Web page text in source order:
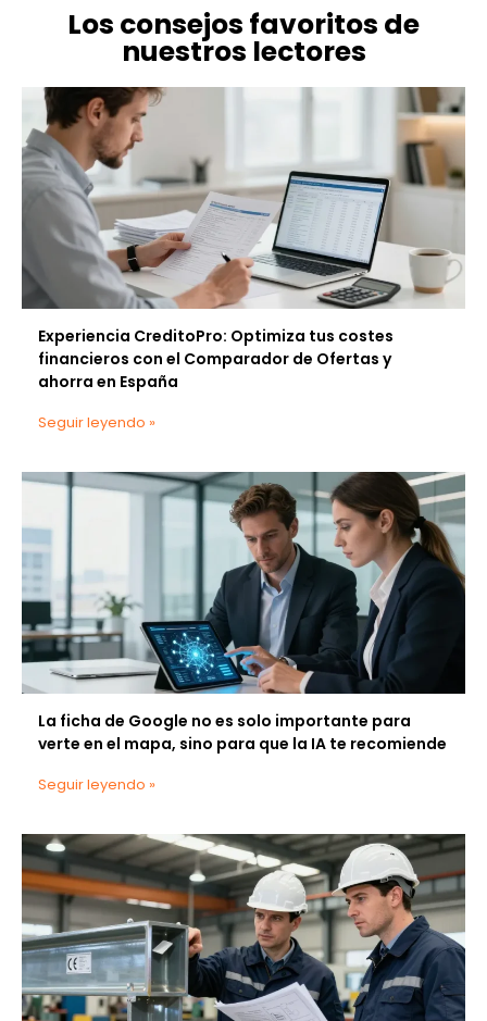
Los consejos favoritos de
nuestros lectores
Experiencia CreditoPro: Optimiza tus costes
financieros con el Comparador de Ofertas y
ahorra en España
Seguir leyendo »
La ficha de Google no es solo importante para
verte en el mapa, sino para que la IA te recomiende
Seguir leyendo »